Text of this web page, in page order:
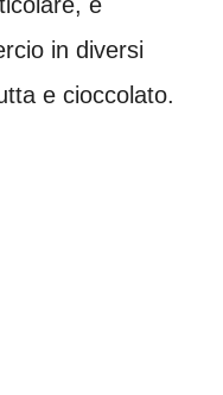
in diversi
e cioccolato.